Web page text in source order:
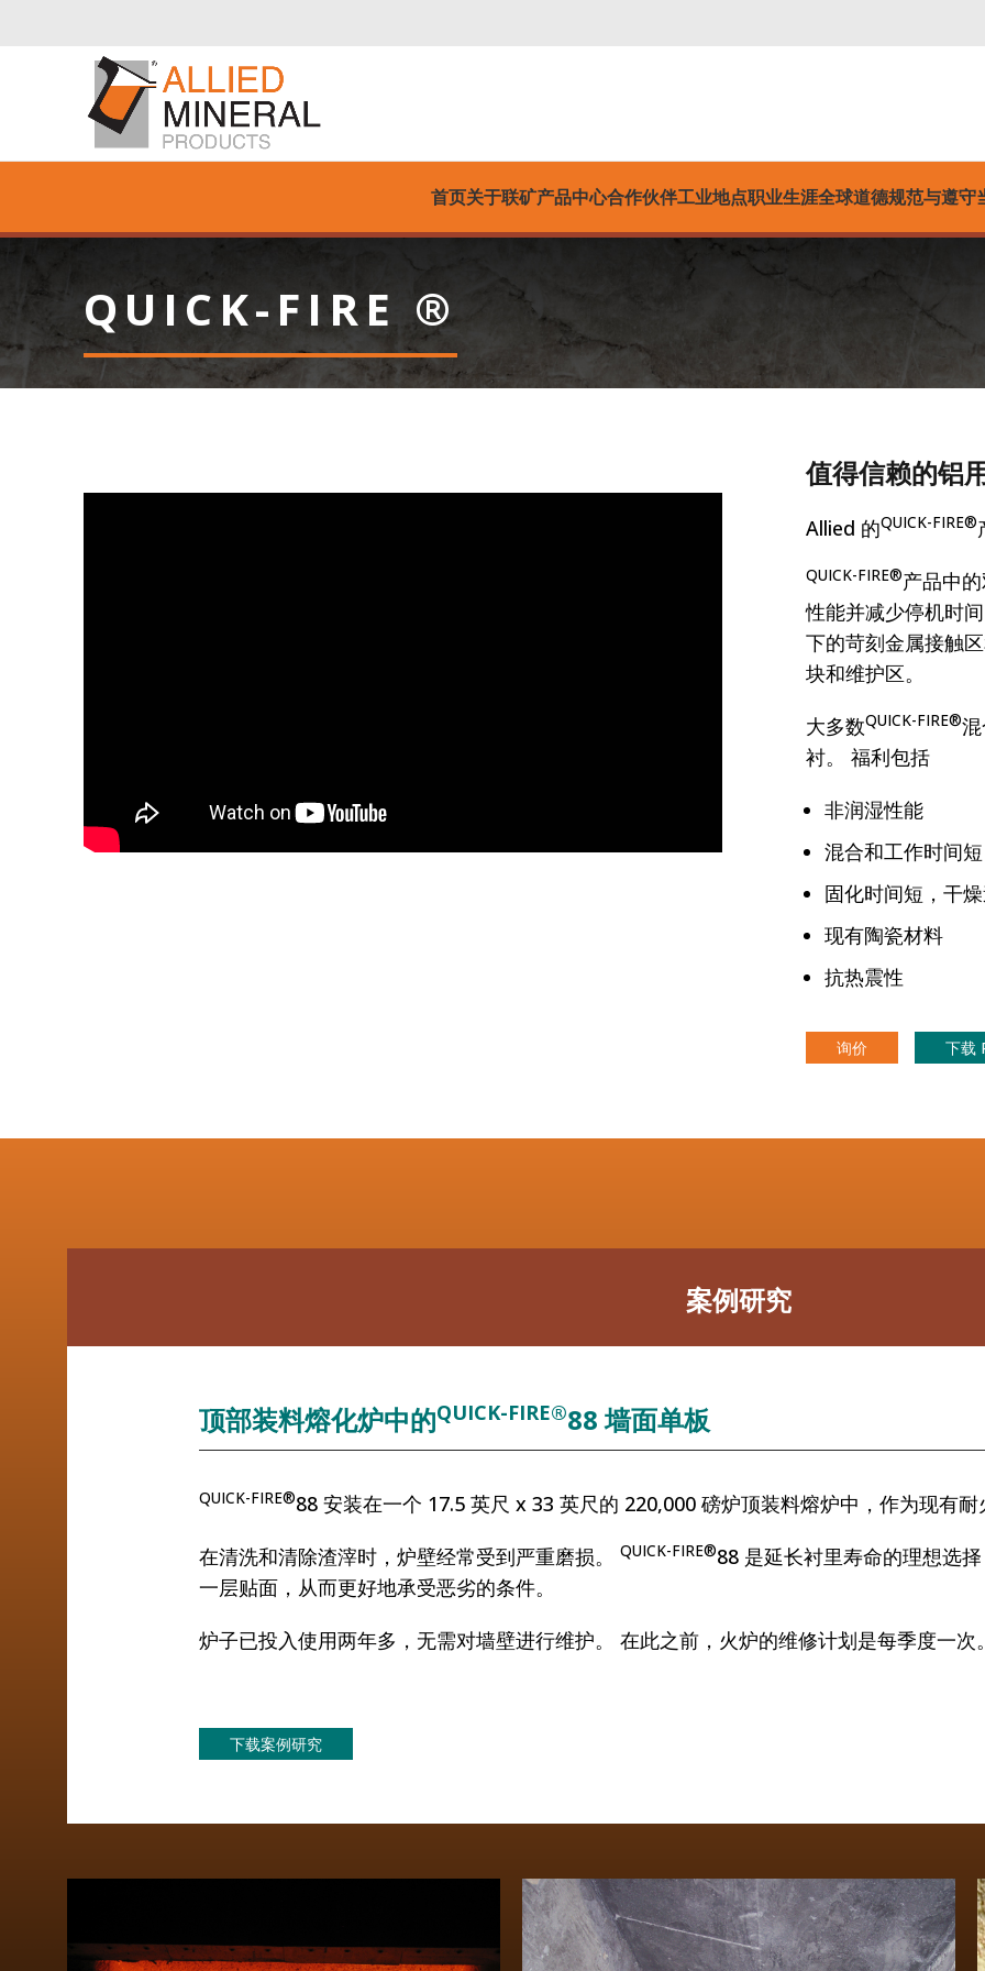
首页关于联矿产品中心合作伙伴工业地点职业生涯全球道德规范与遵守
QUICK-FIRE ®
值得信赖的铝
Allied 的QUICK-FIRE®
QUICK-FIRE®产品中
性能并减少停机时
下的苛刻金属接触
块和维护区。
大多数QUICK-FIRE®
衬。 福利包括
非润湿性能
混合和工作时间
固化时间短，干
现有陶瓷材料
抗热震性
询价 下载
案例研究
顶部装料熔化炉中的QUICK-FIRE®88 墙面单板
QUICK-FIRE®88 安装在一个 17.5 英尺 x 33 英尺的 220,000 磅炉顶装料熔炉中，作为现有
在清洗和清除渣滓时，炉壁经常受到严重磨损。
QUICK-FIRE®88 是延长衬里寿命的理想选
一层贴面，从而更好地承受恶劣的条件。
炉子已投入使用两年多，无需对墙壁进行维护。 在此之前，火炉的维修计划是每季度一次
下载案例研究